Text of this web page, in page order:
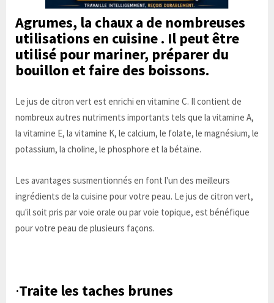
Agrumes, la chaux a de nombreuses
utilisations en cuisine. Il peut être
utilisé pour mariner, préparer du
bouillon et faire des boissons.
Le jus de citron vert est enrichi en vitamine C. Il contient de
nombreux autres nutriments importants tels que la vitamine A,
la vitamine E, la vitamine K, le calcium, le folate, le magnésium, le
potassium, la choline, le phosphore et la bétaïne.
Les avantages susmentionnés en font l'un des meilleurs
ingrédients de la cuisine pour votre peau. Le jus de citron vert,
qu'il soit pris par voie orale ou par voie topique, est bénéfique
pour votre peau de plusieurs façons.
·Traite les taches brunes